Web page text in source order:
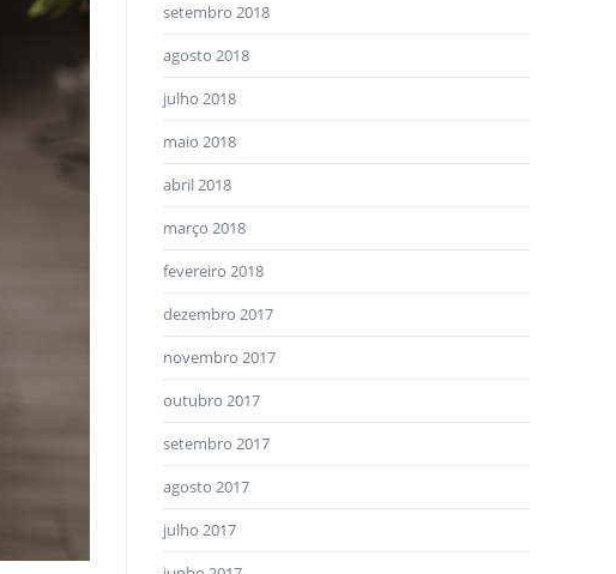
setembro 2018
agosto 2018
julho 2018
maio 2018
abril 2018
março 2018
fevereiro 2018
dezembro 2017
novembro 2017
outubro 2017
setembro 2017
agosto 2017
julho 2017